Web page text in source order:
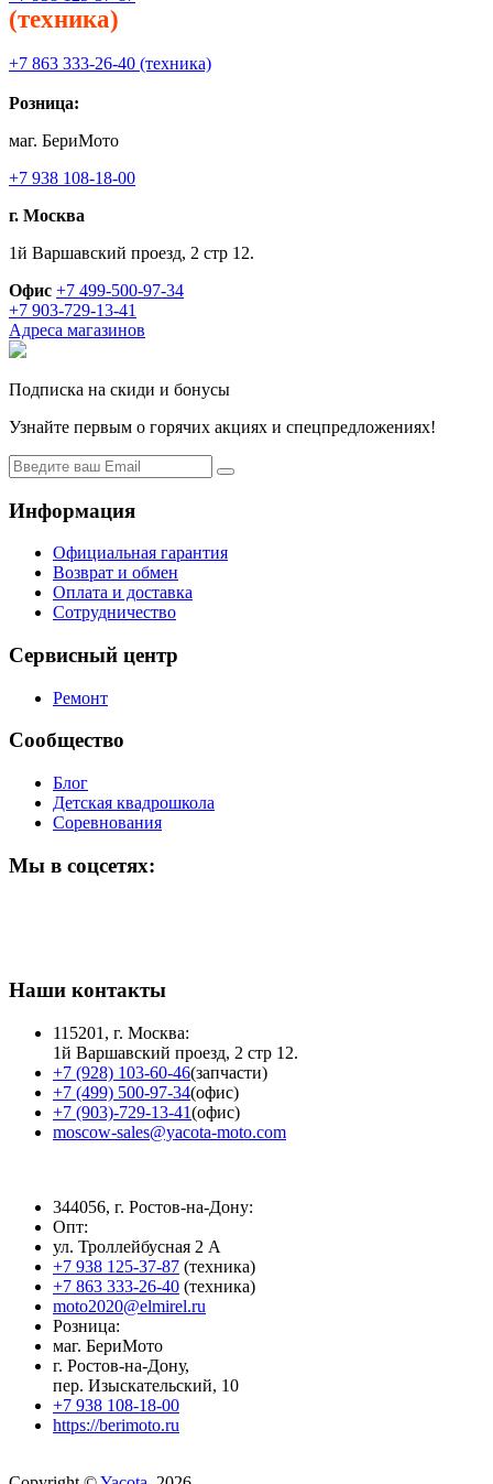
(техника)
+7 863 333-26-40 (техника)
Розница:
маг. БериМото
+7 938 108-18-00
г. Москва
1й Варшавский проезд, 2 стр 12.
Офис +7 499-500-97-34
+7 903-729-13-41
Адреса магазинов
Подписка на скиди и бонусы
Узнайте первым о горячих акциях и спецпредложениях!
Информация
Официальная гарантия
Возврат и обмен
Оплата и доставка
Сотрудничество
Сервисный центр
Ремонт
Сообщество
Блог
Детская квадрошкола
Соревнования
Мы в соцсетях:
Наши контакты
115201, г. Москва:
1й Варшавский проезд, 2 стр 12.
+7 (928) 103-60-46(запчасти)
+7 (499) 500-97-34(офис)
+7 (903)-729-13-41(офис)
moscow-sales@yacota-moto.com
344056, г. Ростов-на-Дону:
Опт:
ул. Троллейбусная 2 А
+7 938 125-37-87 (техника)
+7 863 333-26-40 (техника)
moto2020@elmirel.ru
Розница:
маг. БериМото
г. Ростов-на-Дону,
пер. Изыскательский, 10
+7 938 108-18-00
https://berimoto.ru